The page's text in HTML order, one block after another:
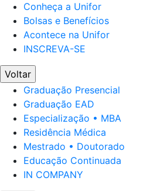
Conheça a Unifor
Bolsas e Benefícios
Acontece na Unifor
INSCREVA-SE
Voltar
Graduação Presencial
Graduação EAD
Especialização • MBA
Residência Médica
Mestrado • Doutorado
Educação Continuada
IN COMPANY